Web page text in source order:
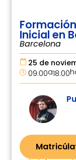
Barcelona
09:00a
26 de